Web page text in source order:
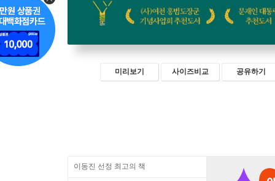
미리보기 사이즈비교 공유하기
이동진 선정 최고의 책